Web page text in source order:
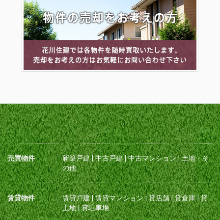
売買物件 新築戸建|中古戸建|中古マンション|土地・そ
の他
賃貸物件 賃貸戸建|賃貸マンション|貸店舗|貸倉庫|貸
土地|貸駐車場